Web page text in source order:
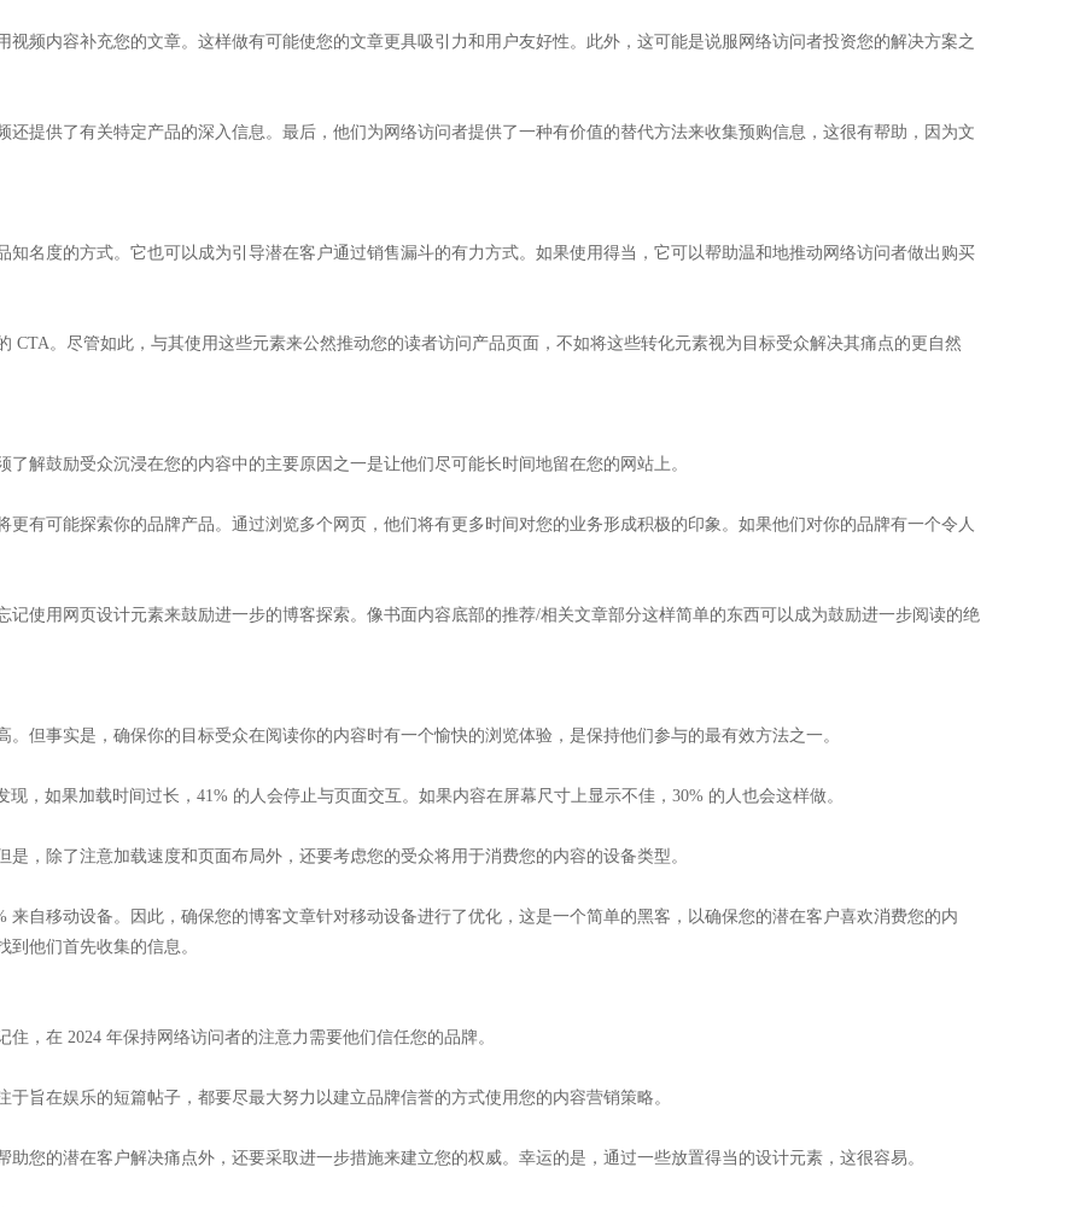
频内容补充您的文章。这样做有可能使您的文章更具吸引力和用户友好性。此外，这可能是说服网络访问者投资您的解决方案之
提供了有关特定产品的深入信息。最后，他们为网络访问者提供了一种有价值的替代方法来收集预购信息，这很有帮助，因为文
名度的方式。它也可以成为引导潜在客户通过销售漏斗的有力方式。如果使用得当，它可以帮助温和地推动网络访问者做出购买
CTA。尽管如此，与其使用这些元素来公然推动您的读者访问产品页面，不如将这些转化元素视为目标受众解决其痛点的更自然
解鼓励受众沉浸在您的内容中的主要原因之一是让他们尽可能长时间地留在您的网站上。
有可能探索你的品牌产品。通过浏览多个网页，他们将有更多时间对您的业务形成积极的印象。如果他们对你的品牌有一个令人
使用网页设计元素来鼓励进一步的博客探索。像书面内容底部的推荐/相关文章部分这样简单的东西可以成为鼓励进一步阅读的绝
但事实是，确保你的目标受众在阅读你的内容时有一个愉快的浏览体验，是保持他们参与的最有效方法之一。
，如果加载时间过长，41% 的人会停止与页面交互。如果内容在屏幕尺寸上显示不佳，30% 的人也会这样做。
，除了注意加载速度和页面布局外，还要考虑您的受众将用于消费您的内容的设备类型。
来自移动设备。因此，确保您的博客文章针对移动设备进行了优化，这是一个简单的黑客，以确保您的潜在客户喜欢消费您的内
他们首先收集的信息。
，在 2024 年保持网络访问者的注意力需要他们信任您的品牌。
旨在娱乐的短篇帖子，都要尽最大努力以建立品牌信誉的方式使用您的内容营销策略。
您的潜在客户解决痛点外，还要采取进一步措施来建立您的权威。幸运的是，通过一些放置得当的设计元素，这很容易。